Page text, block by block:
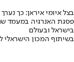
בצל איומי איראן: כך
פסגת האנרגיה במעמד
בישראל ובעולם
בשיתוף המכון הישראלי